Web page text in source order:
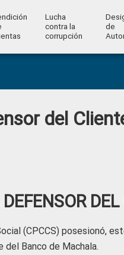
Lucha
contra la
corrupción
de
del
(CPCCS) posesionó,
Banco de Machala.